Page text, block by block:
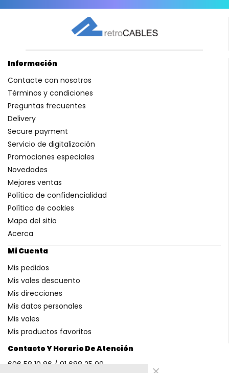
Contacto Y Horario De Atención
606 58 10 86 / 91 688 25 99
Información
Contacte con nosotros
Términos y condiciones
Preguntas frecuentes
Delivery
Secure payment
Servicio de digitalización
Promociones especiales
Novedades
Mejores ventas
Política de confidencialidad
Política de cookies
Mapa del sitio
Acerca
Mi Cuenta
Mis pedidos
Mis vales descuento
Mis direcciones
Mis datos personales
Mis vales
Mis productos favoritos